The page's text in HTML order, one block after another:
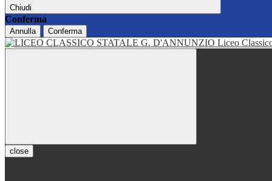
Chiudi
Conferma
Annulla Conferma
Liceo
close